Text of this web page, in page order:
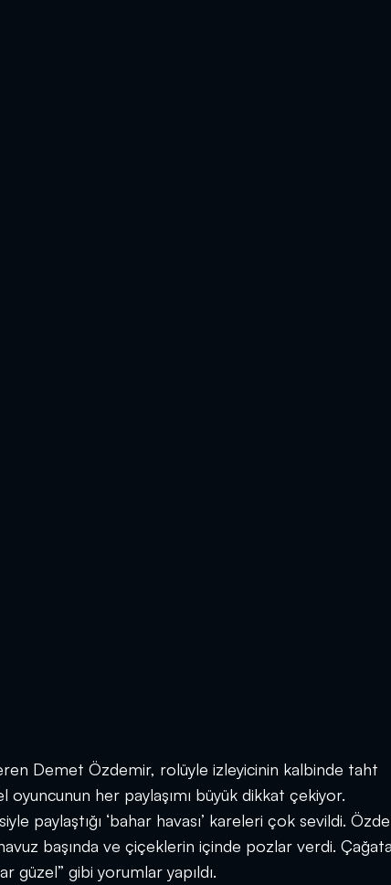
Demet Özdemir, rolüyle izleyicinin kalbinde taht
oyuncunun her paylaşımı büyük dikkat çekiyor.
paylaştığı ‘bahar havası’ kareleri çok sevildi.
başında ve çiçeklerin içinde pozlar verdi.
güzel” gibi yorumlar yapıldı.